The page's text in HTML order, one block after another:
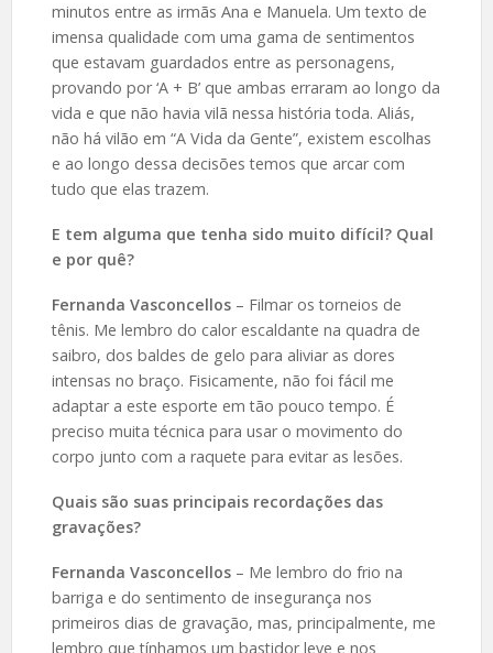
minutos entre as irmãs Ana e Manuela. Um texto de
imensa qualidade com uma gama de sentimentos
que estavam guardados entre as personagens,
provando por ‘A + B’ que ambas erraram ao longo da
vida e que não havia vilã nessa história toda. Aliás,
não há vilão em “A Vida da Gente”, existem escolhas
e ao longo dessa decisões temos que arcar com
tudo que elas trazem.
E tem alguma que tenha sido muito difícil? Qual
e por quê?
Fernanda Vasconcellos– Filmar os torneios de
tênis. Me lembro do calor escaldante na quadra de
saibro, dos baldes de gelo para aliviar as dores
intensas no braço. Fisicamente, não foi fácil me
adaptar a este esporte em tão pouco tempo. É
preciso muita técnica para usar o movimento do
corpo junto com a raquete para evitar as lesões.
Quais são suas principais recordações das
gravações?
Fernanda Vasconcellos– Me lembro do frio na
barriga e do sentimento de insegurança nos
primeiros dias de gravação, mas, principalmente, me
lembro que tínhamos um bastidor leve e nos